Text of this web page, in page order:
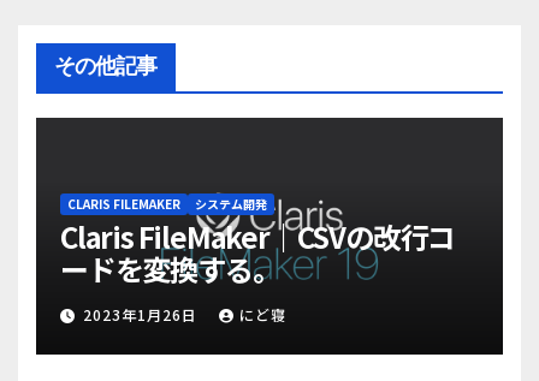
その他記事
CLARIS FILEMAKER システム開発
Claris FileMaker｜CSVの改行コ
ードを変換する。
2023年1月26日 にど寝